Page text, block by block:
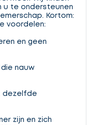
u te ondersteunen
Kortom:
voordelen:
en geen
die nauw
dezelfde
zijn en zich